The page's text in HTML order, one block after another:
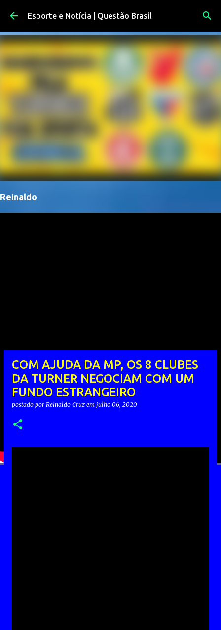
Pular para o conteúdo principal
Esporte e Notícia | Questão Brasil
Reinaldo
COM AJUDA DA MP, OS 8 CLUBES
DA TURNER NEGOCIAM COM UM
FUNDO ESTRANGEIRO
postado por Reinaldo Cruz em julho 06, 2020